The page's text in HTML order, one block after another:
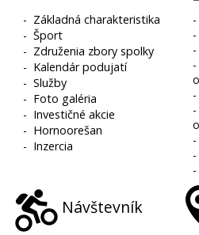
- Základná charakteristika
-Šport
- Združenia zbory spolky
- Kalendár podujatí
-Služby
- Foto galéria
- Investičné akcie
- Hornoorešan
- Inzercia
-
-
Návštevník